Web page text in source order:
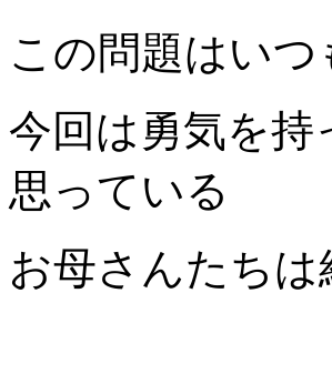
この問題はい
今回は勇気を
思っている
お母さんたち